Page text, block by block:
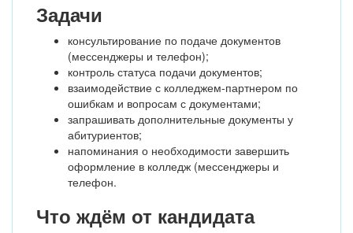
Задачи
консультирование по подаче документов
(мессенджеры и телефон);
контроль статуса подачи документов;
взаимодействие с колледжем-партнером по
ошибкам и вопросам с документами;
запрашивать дополнительные документы у
абитуриентов;
напоминания о необходимости завершить
оформление в колледж (мессенджеры и
телефон.
Что ждём от кандидата